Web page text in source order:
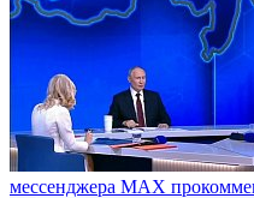
мессенджера MAX